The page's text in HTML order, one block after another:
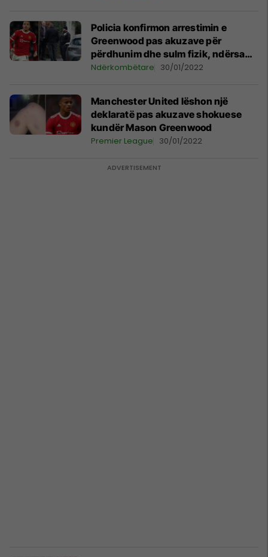
Policia konfirmon arrestimin e
Greenwood pas akuzave për
përdhunim dhe sulm fizik, ndërsa
Unitedi e ka suspenduar
Ndërkombëtare 30/01/2022
Manchester United lëshon një
deklaratë pas akuzave shokuese
kundër Mason Greenwood
Premier League 30/01/2022